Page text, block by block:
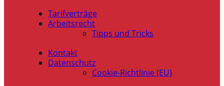
Tarifverträge
Arbeitsrecht
Tipps und Tricks
Kontakt
Datenschutz
Cookie-Richtlinie (EU)